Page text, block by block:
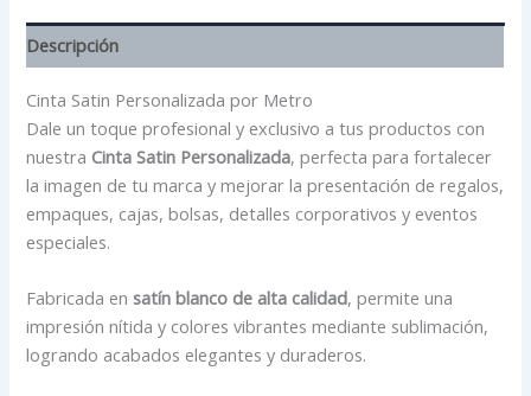
Descripción
Cinta Satin Personalizada por Metro
Dale un toque profesional y exclusivo a tus productos con
nuestra Cinta Satin Personalizada, perfecta para fortalecer
la imagen de tu marca y mejorar la presentación de regalos,
empaques, cajas, bolsas, detalles corporativos y eventos
especiales.
Fabricada ensatín blanco de alta calidad, permite una
impresión nítida y colores vibrantes mediante sublimación,
logrando acabados elegantes y duraderos.